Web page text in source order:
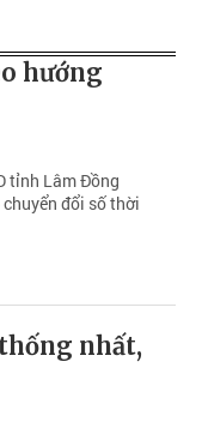
hướng
tỉnh Lâm Đồng
đổi số thời
nhất,